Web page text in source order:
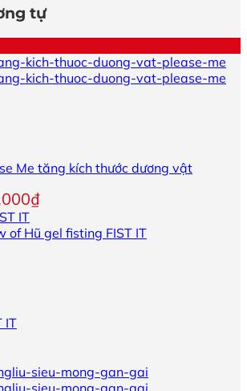
tự
Me tăng kích thước dương vật
₫Khoảng
từ
80,000₫
IT